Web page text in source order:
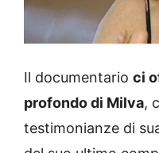
Il documentario ci
profondo di Milva,
testimonianze di